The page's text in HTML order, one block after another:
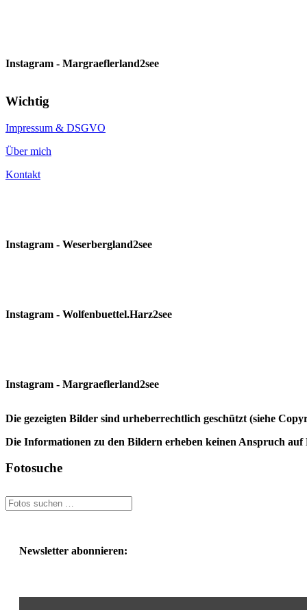
Instagram - Margraeflerland2see
Wichtig
Impressum & DSGVO
Über mich
Kontakt
Instagram - Weserbergland2see
Instagram - Wolfenbuettel.Harz2see
Instagram - Margraeflerland2see
Die gezeigten Bilder sind urheberrechtlich geschützt (siehe
Die Informationen zu den Bildern erheben keinen Anspruch
Fotosuche
Newsletter abonnieren: